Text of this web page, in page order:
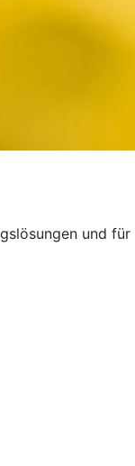
und für